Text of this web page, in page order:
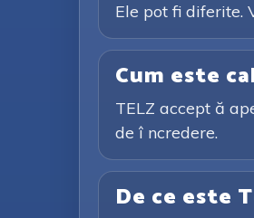
Ele pot fi diferite.
Cum este
TELZ accept ă
de î ncredere.
De ce este